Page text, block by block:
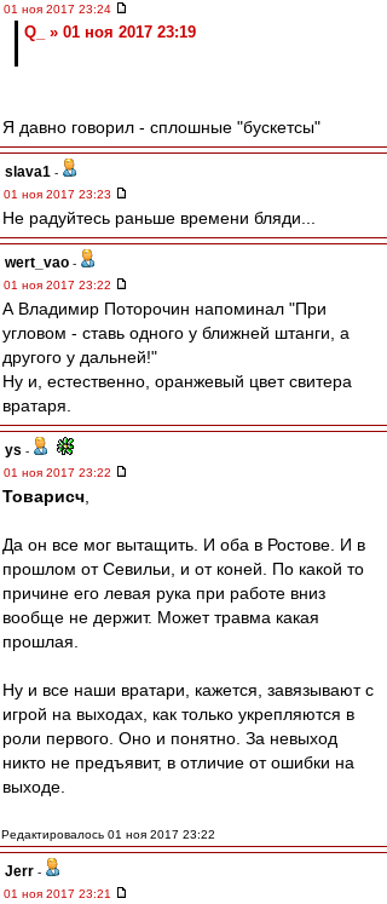
01 ноя 2017 23:24
Q_ » 01 ноя 2017 23:19
Я давно говорил - сплошные "бускетсы"
slava1 -
01 ноя 2017 23:23
Не радуйтесь раньше времени бляди...
wert_vao -
01 ноя 2017 23:22
А Владимир Поторочин напоминал "При
угловом - ставь одного у ближней штанги, а
другого у дальней!"
Ну и, естественно, оранжевый цвет свитера
вратаря.
ys -
01 ноя 2017 23:22
Товарисч
Да он все мог вытащить. И оба в Ростове. И в
прошлом от Севильи, и от коней. По какой то
причине его левая рука при работе вниз
вообще не держит. Может травма какая
прошлая.
Ну и все наши вратари, кажется, завязывают с
игрой на выходах, как только укрепляются в
роли первого. Оно и понятно. За невыход
никто не предъявит, в отличие от ошибки на
выходе.
Редактировалось 01 ноя 2017 23:22
Jerr -
01 ноя 2017 23:21